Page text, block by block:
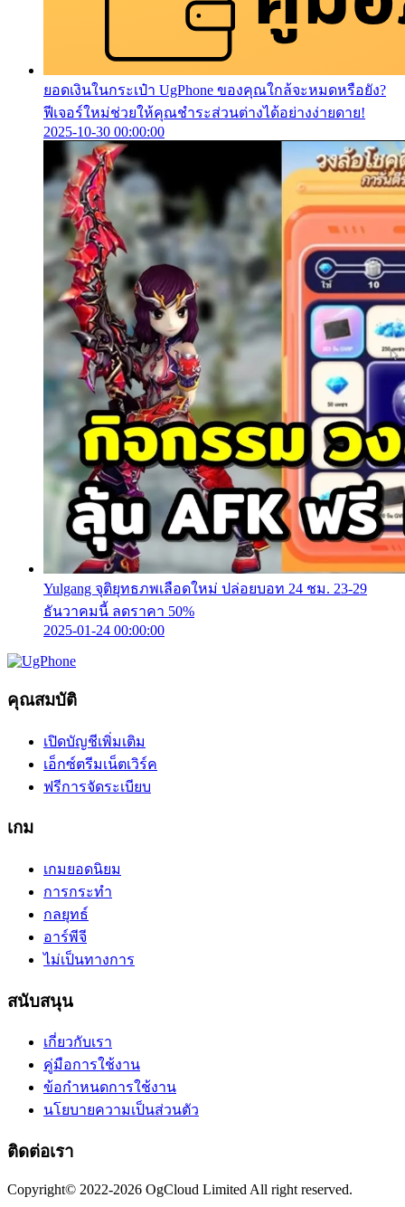
ยอดเงินในกระเป๋า UgPhone ของคุณใกล้จะหมดหรือยัง?
ฟีเจอร์ใหม่ช่วยให้คุณชำระส่วนต่างได้อย่างง่ายดาย!
2025-10-30 00:00:00
Yulgang จุติยุทธภพเลือดใหม่ ปล่อยบอท 24 ชม. 23-29
ธันวาคมนี้ ลดราคา 50%
2025-01-24 00:00:00
คุณสมบัติ
เปิดบัญชีเพิ่มเติม
เอ็กซ์ตรีมเน็ตเวิร์ค
ฟรีการจัดระเบียบ
เกม
เกมยอดนิยม
การกระทำ
กลยุทธ์
อาร์พีจี
ไม่เป็นทางการ
สนับสนุน
เกี่ยวกับเรา
คู่มือการใช้งาน
ข้อกำหนดการใช้งาน
นโยบายความเป็นส่วนตัว
ติดต่อเรา
Copyright© 2022-2026 OgCloud Limited All right reserved.